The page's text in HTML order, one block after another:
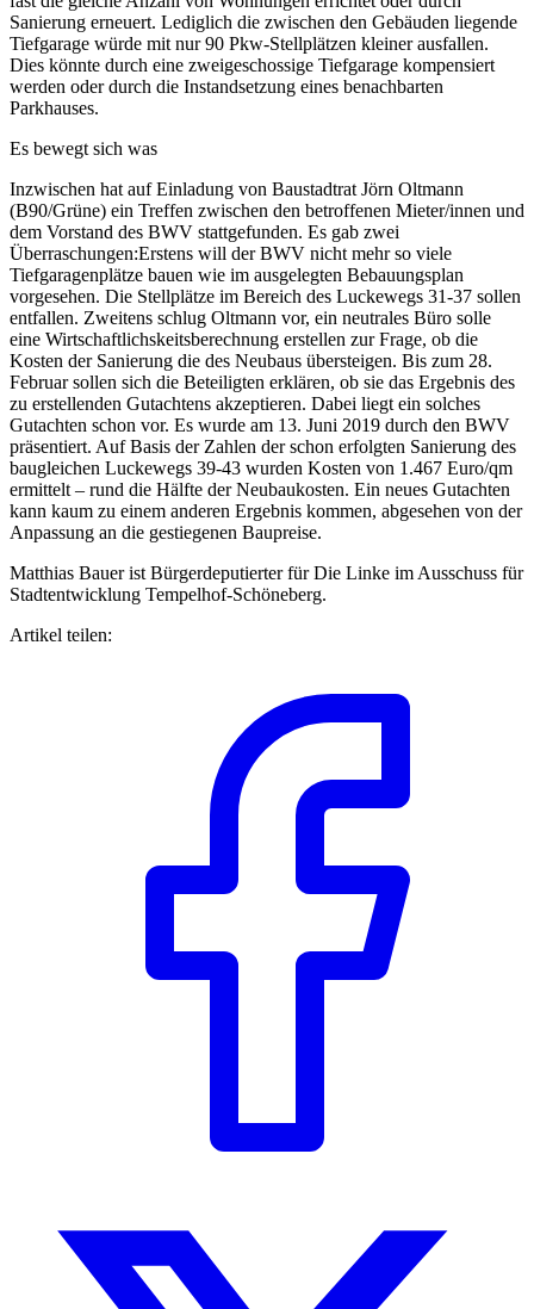
Sanierung erneuert. Lediglich die zwischen den Gebäuden liegende
Tiefgarage würde mit nur 90 Pkw-Stellplätzen kleiner ausfallen.
Dies könnte durch eine zweigeschossige Tiefgarage kompensiert
werden oder durch die Instandsetzung eines benachbarten
Parkhauses.
Es bewegt sich was
Inzwischen hat auf Einladung von Baustadtrat Jörn Oltmann
(B90/Grüne) ein Treffen zwischen den betroffenen Mieter/innen und
dem Vorstand des BWV stattgefunden. Es gab zwei
Überraschungen:Erstens will der BWV nicht mehr so viele
Tiefgaragenplätze bauen wie im ausgelegten Bebauungsplan
vorgesehen. Die Stellplätze im Bereich des Luckewegs 31-37 sollen
entfallen. Zweitens schlug Oltmann vor, ein neutrales Büro solle
eine Wirtschaftlichskeitsberechnung erstellen zur Frage, ob die
Kosten der Sanierung die des Neubaus übersteigen. Bis zum 28.
Februar sollen sich die Beteiligten erklären, ob sie das Ergebnis des
zu erstellenden Gutachtens akzeptieren. Dabei liegt ein solches
Gutachten schon vor. Es wurde am 13. Juni 2019 durch den BWV
präsentiert. Auf Basis der Zahlen der schon erfolgten Sanierung des
baugleichen Luckewegs 39-43 wurden Kosten von 1.467 Euro/qm
ermittelt – rund die Hälfte der Neubaukosten. Ein neues Gutachten
kann kaum zu einem anderen Ergebnis kommen, abgesehen von der
Anpassung an die gestiegenen Baupreise.
Matthias Bauer ist Bürgerdeputierter für Die Linke im Ausschuss für
Stadtentwicklung Tempelhof-Schöneberg.
Artikel teilen: